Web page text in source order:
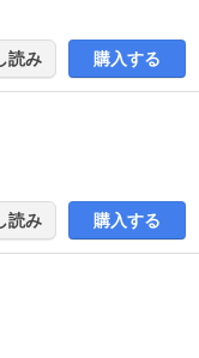
読み 購入する
読み 購入する